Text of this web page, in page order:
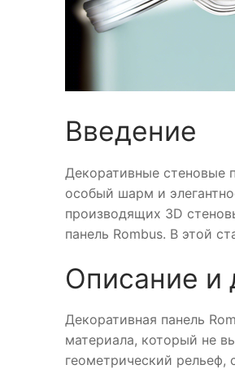
Введение
Декоративные стеновые
особый шарм и
производящих 3D
панель Rombus. В этой
Описание и
Декоративная панель
материала, который не
геометрический